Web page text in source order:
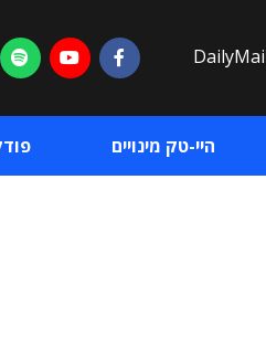
היי-טק מינויים